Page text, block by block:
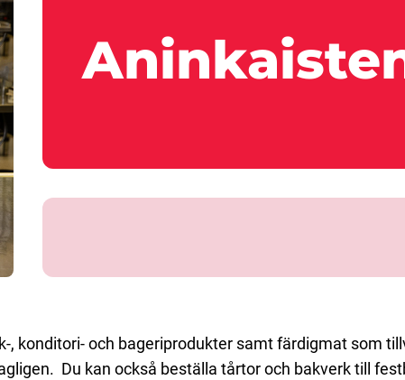
, konditori- och bageriprodukter samt färdigmat som
Du kan också beställa tårtor och bakverk till